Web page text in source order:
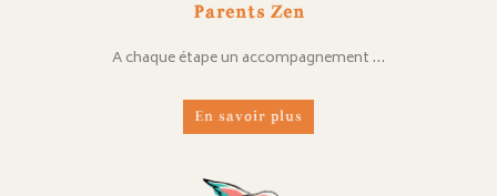
Parents Zen
A chaque étape un accompagnement …
En savoir plus